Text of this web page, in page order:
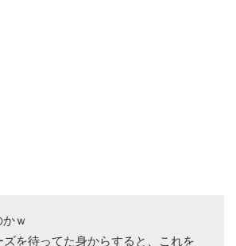
ｗ
を待ってた身からすると、これを